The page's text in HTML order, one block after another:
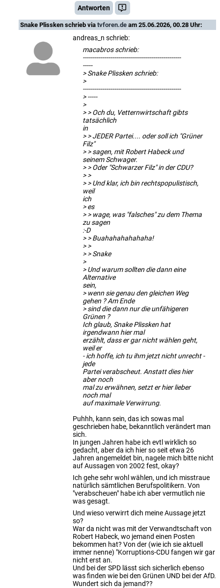
Antworten
Snake Plissken schrieb via tvforen.de am 25.06.2026, 00.28 Uhr:
andreas_n schrieb:
macabros schrieb:
--------------------------------------------------
-----
> Snake Plissken schrieb:
>
--------------------------------------------------
> -----
>
> > Och du, Vetternwirtschaft gibts
tatsächlich
in
> > JEDER Partei.... oder soll ich "Grüner
Filz"
> > sagen, mit Robert Habeck und
seinem Schwager.
> > Oder "Schwarzer Filz" in der CDU?
> >
> > Und klar, ich bin rechtspopulistisch,
weil
ich
> es
> > wage, was "falsches" zu dem Thema
zu sagen
:-D
> > Buahahahahahaha!
> >
> > Snake
>
> Und warum sollten die dann eine
Alternative
sein,
> wenn sie genau den gleichen Weg
gehen ? Am Ende
> sind die dann nur die unfähigeren
Grünen ?
Ich glaub, Snake Plissken hat
irgendwann hier mal
erzählt, dass er gar nicht wählen geht,
weil er
- ich hoffe, ich tu ihm jetzt nicht unrecht -
jede
Partei verabscheut. Anstatt dies hier
aber noch
mal zu erwähnen, setzt er hier lieber
noch mal
auf maximale Verwirrung.
Puhhh, kann sein, das ich sowas mal
geschrieben habe, bekanntlich verändert man
sich.
In jungen Jahren habe ich evtl wirklich so
gedacht, aber da ich hier so seit etwa 26
Jahren angemeldet bin, nagele mich bitte nicht
auf Aussagen von 2002 fest, okay?
Ich gehe sehr wohl wählen, und ich misstraue
natürlich sämtlichen Berufspolitikern. Von
"verabscheuen" habe ich aber vermutlich nie
was gesagt.
Und wieso verwirrt dich meine Aussage jetzt
so?
War da nicht was mit der Verwandtschaft von
Robert Habeck, wo jemand einen Posten
bekommen hat? Von der (wie ich sie aktuell
immer nenne) "Korruptions-CDU fangen wir gar
nicht erst an.
Und bei der SPD lässt sich sicherlich ebenso
was finden wie bei den Grünen UND bei der AfD.
Wundert sich da jemand??